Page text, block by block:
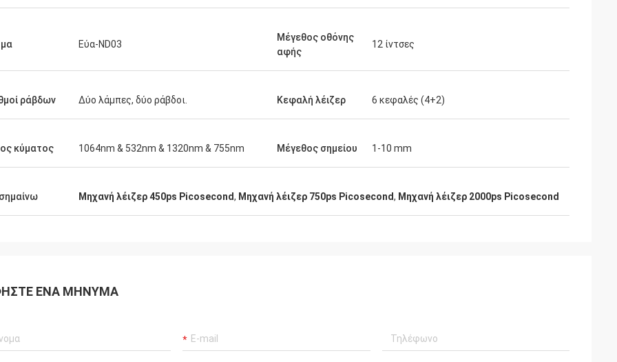
Εύα-ND03
Μέγεθος οθόνης
αφής
12 ίντσες
ράβδων Δύο λάμπες, δύο ράβδοι. Κεφαλή λέιζερ 6 κεφαλές (4+2)
κύματος 1064nm & 532nm & 1320nm & 755nm Μέγεθος σημείου 1-10 mm
Μηχανή λέιζερ 450ps Picosecond, Μηχανή λέιζερ 750ps Picosecond, Μηχανή λέιζερ 2000ps Picosecond
ΈΝΑ ΜΉΝΥΜΑ